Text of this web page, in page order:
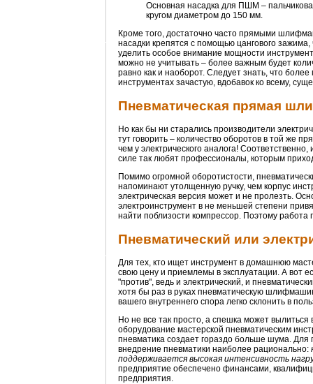
Основная насадка для ПШМ –
кругом диаметром до 150 мм.
Кроме того, достаточно часто прямыми
насадки крепятся с помощью цангового
уделить особое внимание мощности
можно не учитывать – более важным будет
равно как и наоборот. Следует знать, что
инструментах зачастую, вдобавок ко всему,
Пневматическая прямая
Но как бы ни старались производители
тут говорить – количество оборотов в той же
чем у электрического аналога!
силе так любят профессионалы, которым
Помимо огромной оборотистости,
напоминают утолщенную ручку, чем корпус
электрическая версия может и не пролезть.
электроинструмент в не меньшей степени
найти поблизости компрессор. Поэтому работа
Пневматический или
Для тех, кто ищет инструмент в домашнюю
свою цену и приемлемы в эксплуатации. А вот
"против", ведь и электрический, и
хотя бы раз в руках пневматическую
вашего внутреннего спора легко склонить в
Но не все так просто, а спешка может
оборудование мастерской пневматическим
пневматика создает гораздо больше шума. Для
внедрение пневматики наиболее рационально:
поддерживается высокая интенсивность
предприятие обеспечено финансами,
предприятия.